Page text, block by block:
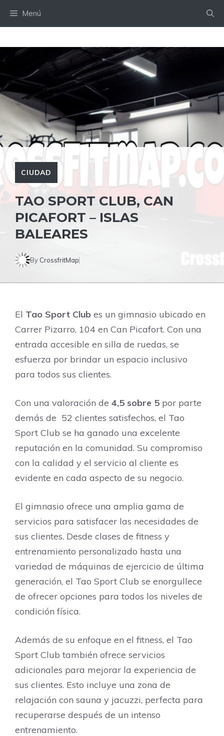
Menú
CIUDAD
TAO SPORT CLUB, CAN
PICAFORT – ISLAS
BALEARES
By CrossfritMap
El Tao Sport Club es un gimnasio ubicado en
Carrer Pizarro, 104 en Can Picafort. Con una
entrada accesible en silla de ruedas, se
esfuerza por brindar un espacio inclusivo
para todos sus clientes.
Con una valoración de 4,5 sobre 5 por parte
demás de 52 clientes satisfechos, el Tao
Sport Club se ha ganado una excelente
reputación en la comunidad. Su compromiso
con la calidad y el servicio al cliente es
evidente en cada aspecto de su negocio.
El gimnasio ofrece una amplia gama de
servicios para satisfacer las necesidades de
sus clientes. Desde clases de fitness y
entrenamiento personalizado hasta una
variedad de máquinas de ejercicio de última
generación, el Tao Sport Club se enorgullece
de ofrecer opciones para todos los niveles de
condición física.
Además de su enfoque en el fitness, el Tao
Sport Club también ofrece servicios
adicionales para mejorar la experiencia de
sus clientes. Esto incluye una zona de
relajación con sauna y jacuzzi, perfecta para
recuperarse después de un intenso
entrenamiento.